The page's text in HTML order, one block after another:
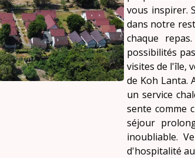
vous inspirer.
dans notre
chaque
possibilités
visites de l'île,
de Koh Lanta.
un service
sente comme
séjour
inoubliable.
d'hospitalité